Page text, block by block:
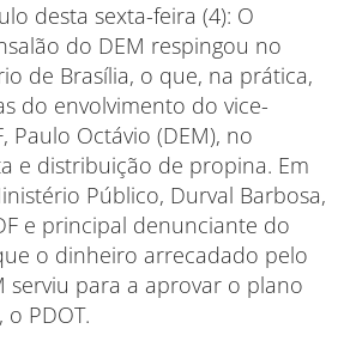
desta sexta-feira (4): O
do DEM respingou no
de Brasília, o que, na prática,
do envolvimento do vice-
Paulo Octávio (DEM), no
e distribuição de propina. Em
Público, Durval Barbosa,
e principal denunciante do
o dinheiro arrecadado pelo
serviu para a aprovar o plano
PDOT.